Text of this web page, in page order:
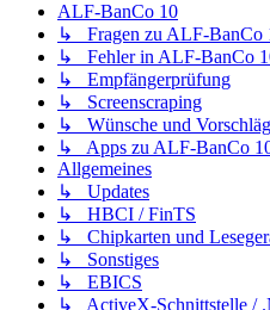
ALF-BanCo 10
↳ Fragen zu ALF-BanCo
↳ Fehler in ALF-BanCo
↳ Empfängerprüfung
↳ Screenscraping
↳ Wünsche und
↳ Apps zu ALF-BanCo
Allgemeines
↳ Updates
↳ HBCI / FinTS
↳ Chipkarten und
↳ Sonstiges
↳ EBICS
↳ ActiveX-Schnittstelle /